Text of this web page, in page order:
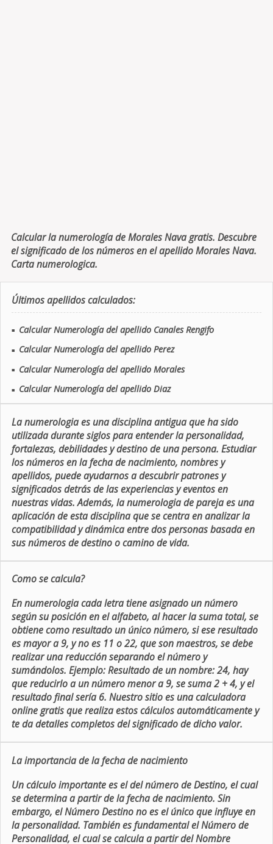
Calcular la numerología de Morales Nava gratis. Descubre
el significado de los números en el apellido Morales Nava.
Carta numerologica.
Últimos apellidos calculados:
■ Calcular Numerología del apellido Canales Rengifo
■ Calcular Numerología del apellido Perez
■ Calcular Numerología del apellido Morales
■ Calcular Numerología del apellido Diaz
La numerologia es una disciplina antigua que ha sido
utilizada durante siglos para entender la personalidad,
fortalezas, debilidades y destino de una persona. Estudiar
los números en la fecha de nacimiento, nombres y
apellidos, puede ayudarnos a descubrir patrones y
significados detrás de las experiencias y eventos en
nuestras vidas. Además, la numerologia de pareja es una
aplicación de esta disciplina que se centra en analizar la
compatibilidad y dinámica entre dos personas basada en
sus números de destino o camino de vida.
Como se calcula?
En numerologia cada letra tiene asignado un número
según su posición en el alfabeto, al hacer la suma total, se
obtiene como resultado un único número, si ese resultado
es mayor a 9, y no es 11 o 22, que son maestros, se debe
realizar una reducción separando el número y
sumándolos. Ejemplo: Resultado de un nombre: 24, hay
que reducirlo a un número menor a 9, se suma 2 + 4, y el
resultado final sería 6. Nuestro sitio es una calculadora
online gratis que realiza estos cálculos automáticamente y
te da detalles completos del significado de dicho valor.
La importancia de la fecha de nacimiento
Un cálculo importante es el del número de Destino, el cual
se determina a partir de la fecha de nacimiento. Sin
embargo, el Número Destino no es el único que influye en
la personalidad. También es fundamental el Número de
Personalidad, el cual se calcula a partir del Nombre